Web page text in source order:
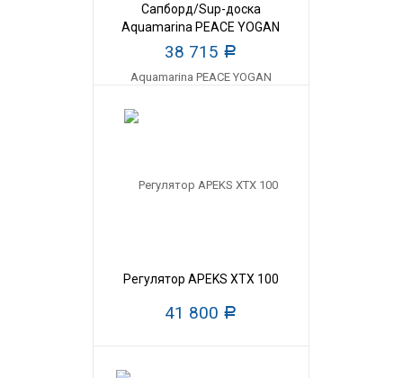
Сапборд/Sup-доска
Aquamarina PEACE YOGAN
38 715 Р
Регулятор APEKS XTX 100
41 800 Р